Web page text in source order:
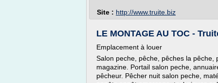
Site : http://www.truite.biz
LE MONTAGE AU TOC -
Emplacement à louer
Salon peche, pêche, pêches la
magazine. Portail salon peche,
pêcheur. Pêcher nuit salon peche,